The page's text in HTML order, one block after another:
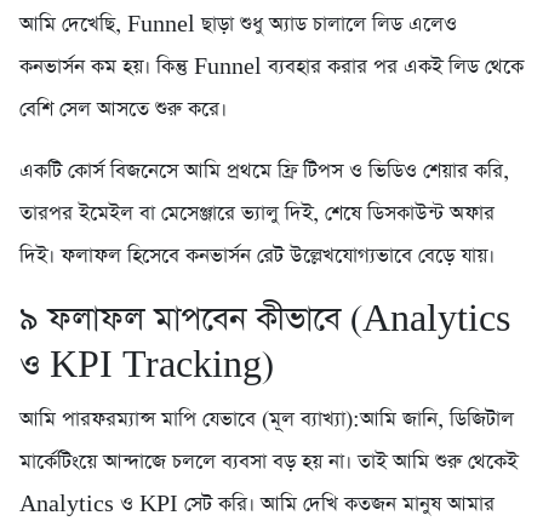
আমি দেখেছি, Funnel ছাড়া শুধু অ্যাড চালালে লিড এলেও
কনভার্সন কম হয়। কিন্তু Funnel ব্যবহার করার পর একই লিড থেকে
বেশি সেল আসতে শুরু করে।
একটি কোর্স বিজনেসে আমি প্রথমে ফ্রি টিপস ও ভিডিও শেয়ার করি,
তারপর ইমেইল বা মেসেঞ্জারে ভ্যালু দিই, শেষে ডিসকাউন্ট অফার
দিই। ফলাফল হিসেবে কনভার্সন রেট উল্লেখযোগ্যভাবে বেড়ে যায়।
৯️ ফলাফল মাপবেন কীভাবে (Analytics
ও KPI Tracking)
আমি পারফরম্যান্স মাপি যেভাবে (মূল ব্যাখ্যা):আমি জানি, ডিজিটাল
মার্কেটিংয়ে আন্দাজে চললে ব্যবসা বড় হয় না। তাই আমি শুরু থেকেই
Analytics ও KPI সেট করি। আমি দেখি কতজন মানুষ আমার